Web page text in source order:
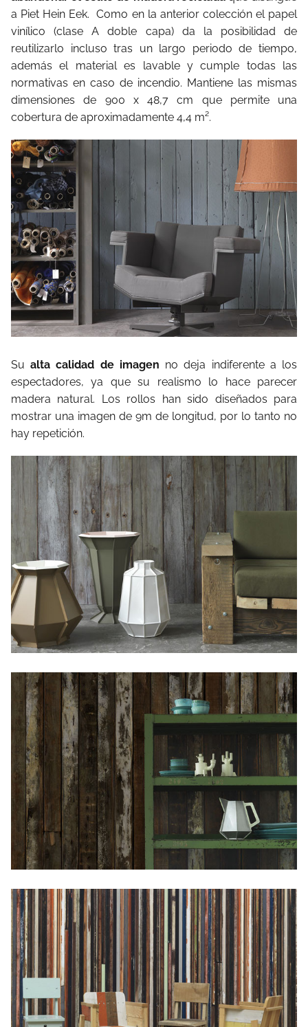
a Piet Hein Eek. Como en la anterior colección el papel
vinílico (clase A doble capa) da la posibilidad de
reutilizarlo incluso tras un largo periodo de tiempo,
además el material es lavable y cumple todas las
normativas en caso de incendio. Mantiene las mismas
dimensiones de 900 x 48,7 cm que permite una
cobertura de aproximadamente 4,4 m².
Sualta calidad de imagen no deja indiferente a los
espectadores, ya que su realismo lo hace parecer
madera natural. Los rollos han sido diseñados para
mostrar una imagen de 9m de longitud, por lo tanto no
hay repetición.